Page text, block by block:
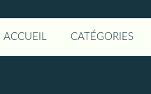
ACCUEIL CATÉGORIES